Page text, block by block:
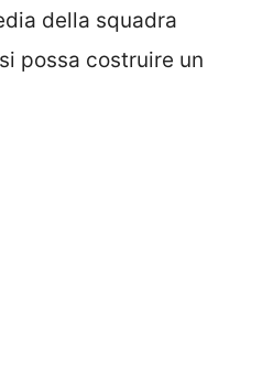
della squadra
possa costruire un